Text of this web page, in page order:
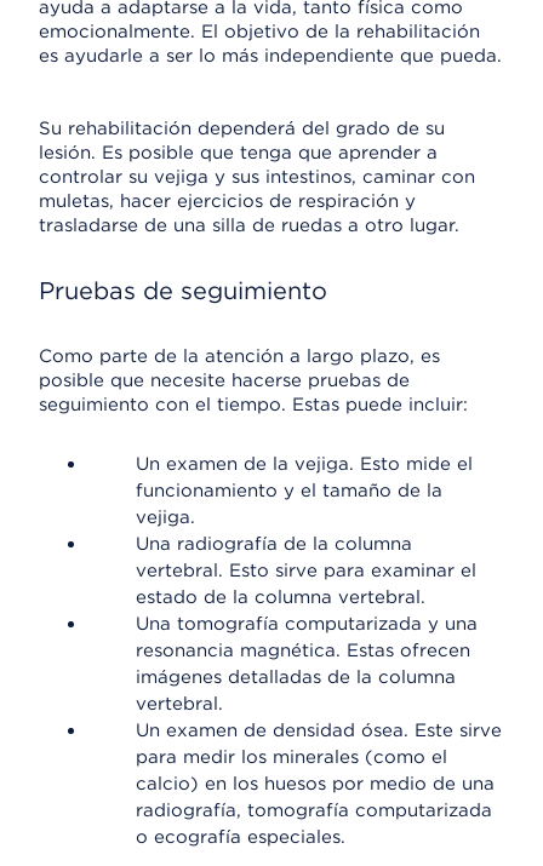
ayuda a adaptarse a la vida, tanto física como
emocionalmente. El objetivo de la rehabilitación
es ayudarle a ser lo más independiente que pueda.
Su rehabilitación dependerá del grado de su
lesión. Es posible que tenga que aprender a
controlar su vejiga y sus intestinos, caminar con
muletas, hacer ejercicios de respiración y
trasladarse de una silla de ruedas a otro lugar.
Pruebas de seguimiento
Como parte de la atención a largo plazo, es
posible que necesite hacerse pruebas de
seguimiento con el tiempo. Estas puede incluir:
Un examen de la vejiga. Esto mide el
funcionamiento y el tamaño de la
vejiga.
Una radiografía de la columna
vertebral. Esto sirve para examinar el
estado de la columna vertebral.
Una tomografía computarizada y una
resonancia magnética. Estas ofrecen
imágenes detalladas de la columna
vertebral.
Un examen de densidad ósea. Este sirve
para medir los minerales (como el
calcio) en los huesos por medio de una
radiografía, tomografía computarizada
o ecografía especiales.